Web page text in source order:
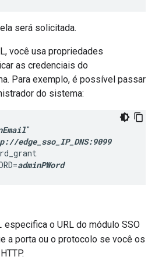
será solicitada.
você usa propriedades
as credenciais do
Para exemplo, é possível passar
do sistema:
"
edge_sso_IP_DNS:9099
adminPWord
especifica o URL do módulo SSO
a porta ou o protocolo se você os